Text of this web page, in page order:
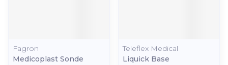
Fagron
Medicoplast Sonde
Teleflex Medical
Liquick Base